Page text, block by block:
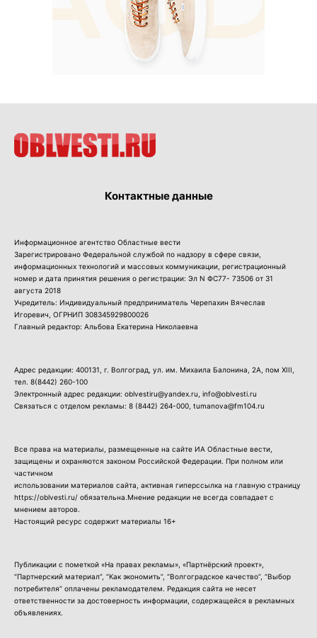
Контактные данные
Информационное агентство Областные вести
Зарегистрировано Федеральной службой по надзору в сфере связи,
информационных технологий и массовых коммуникации, регистрационный
номер и дата принятия решения о регистрации: Эл N ФС77- 73506 от 31
августа 2018
Учредитель: Индивидуальный предприниматель Черепахин Вячеслав
Игоревич, ОГРНИП 308345929800026
Главный редактор: Альбова Екатерина Николаевна
Адрес редакции: 400131, г. Волгоград, ул. им. Михаила Балонина, 2А, пом XIII,
тел. 8(8442) 260-100
Электронный адрес редакции: oblvestiru@yandex.ru, info@oblvesti.ru
Связаться с отделом рекламы: 8 (8442) 264-000 , tumanova@fm104.ru
Все права на материалы, размещенные на сайте ИА Областные вести,
защищены и охраняются законом Российской Федерации. При полном или
частичном
использовании материалов сайта, активная гиперссылка на главную страницу
https://oblvesti.ru/ обязательна.Мнение редакции не всегда совпадает с
мнением авторов.
Настоящий ресурс содержит материалы 16+
Публикации с пометкой «На правах рекламы», «Партнёрский проект»,
“Партнерский материал”, “Как экономить”, “Волгоградское качество”, “Выбор
потребителя” оплачены рекламодателем. Редакция сайта не несет
ответственности за достоверность информации, содержащейся в рекламных
объявлениях.